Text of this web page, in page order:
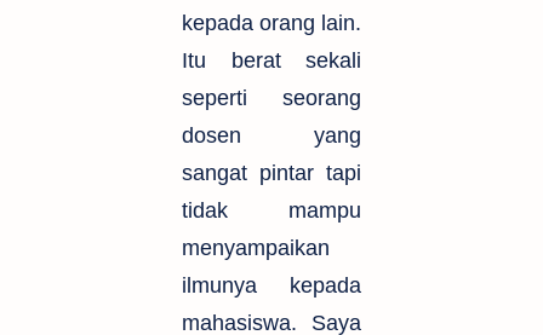
kepada orang lain.
Itu berat sekali
seperti seorang
dosen yang
sangat pintar tapi
tidak mampu
menyampaikan
ilmunya kepada
mahasiswa. Saya